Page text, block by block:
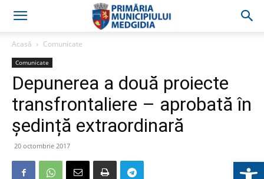
Acasă Comunicate
Comunicate
Depunerea a două proiecte
transfrontaliere – aprobată în
ședință extraordinară
20 octombrie 2017